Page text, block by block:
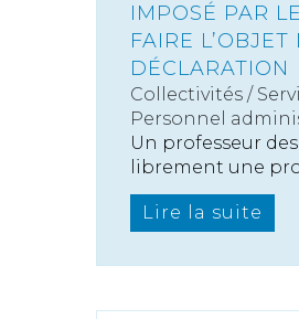
IMPOSÉ PAR
FAIRE
DÉCLARATION
Collectivités /
Personnel
Un professeur
librement une
Lire la suite